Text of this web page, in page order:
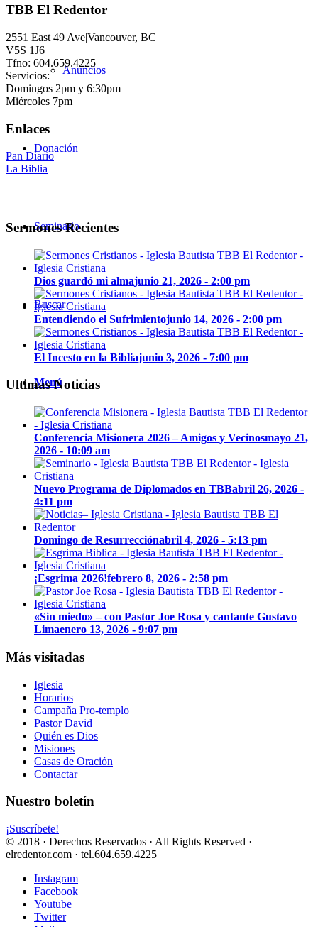
Anuncios
Donación
Seminario
Buscar
Menú
TBB El Redentor
2551 East 49 Ave|Vancouver, BC
V5S 1J6
Tfno: 604.659.4225
Servicios:
Domingos 2pm y 6:30pm
Miércoles 7pm
Enlaces
Pan Diario
La Biblia
Sermones Recientes
Dios guardó mi almajunio 21, 2026 - 2:00 pm
Entendiendo el Sufrimientojunio 14, 2026 - 2:00 pm
El Incesto en la Bibliajunio 3, 2026 - 7:00 pm
Ultimas Noticias
Conferencia Misionera 2026 – Amigos y Vecinosmayo 21,
2026 - 10:09 am
Nuevo Programa de Diplomados en TBBabril 26, 2026 -
4:11 pm
Domingo de Resurrecciónabril 4, 2026 - 5:13 pm
¡Esgrima 2026!febrero 8, 2026 - 2:58 pm
«Sin miedo» – con Pastor Joe Rosa y cantante Gustavo
Limaenero 13, 2026 - 9:07 pm
Más visitadas
Iglesia
Horarios
Campaña Pro-templo
Pastor David
Quién es Dios
Misiones
Casas de Oración
Contactar
Nuestro boletín
¡Suscríbete!
© 2018 · Derechos Reservados · All Rights Reserved ·
elredentor.com · tel.604.659.4225
Instagram
Facebook
Youtube
Twitter